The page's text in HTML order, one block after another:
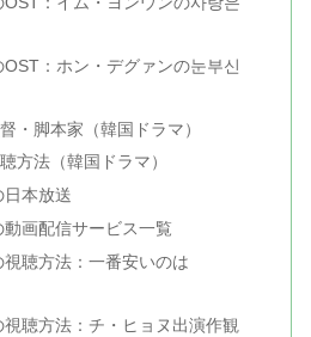
：ホン・デグァンの눈부신
・脚本家（韓国ドラマ）
方法（韓国ドラマ）
本放送
画配信サービス一覧
聴方法：一番安いのは
聴方法：チ・ヒョヌ出演作観